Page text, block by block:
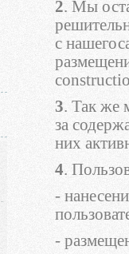
2. Мы
с
3. Так же
за
них
4.
-
-